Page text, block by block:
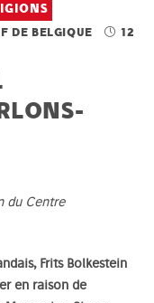
DE BELGIQUE
12
du Centre
Frits Bolkestein
en raison de